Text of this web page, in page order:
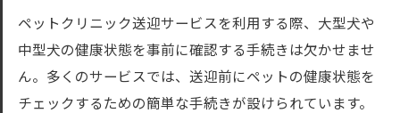
ペットクリニック送迎サービスを利用する際、大型犬や
中型犬の健康状態を事前に確認する手続きは欠かせませ
ん。多くのサービスでは、送迎前にペットの健康状態を
チェックするための簡単な手続きが設けられています。